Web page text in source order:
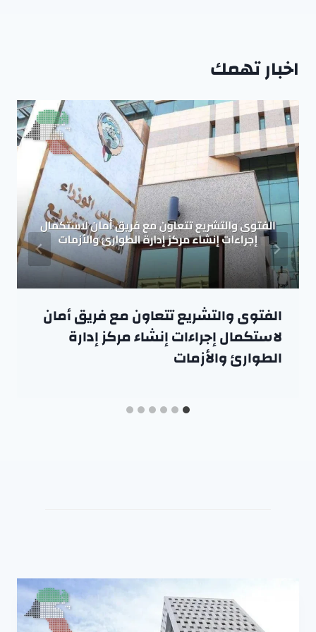
اخبار تهمك
الفتوى والتشريع تتعاون مع فريق أمان
لاستكمال إجراءات إنشاء مركز إدارة
الطوارئ والأزمات